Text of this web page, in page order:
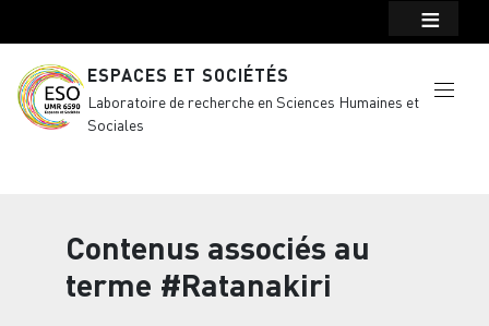
ESPACES ET SOCIÉTÉS
Laboratoire de recherche en Sciences Humaines et
Sociales
Contenus associés au
terme #Ratanakiri